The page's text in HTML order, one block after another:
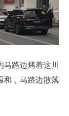
路边烤着这川
和，马路边散落